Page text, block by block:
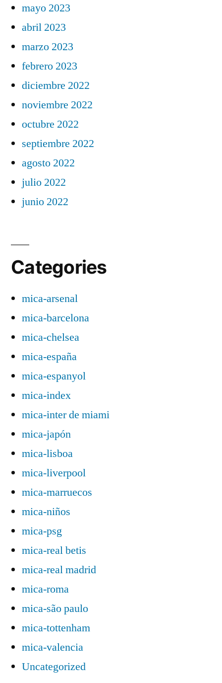
mayo 2023
abril 2023
marzo 2023
febrero 2023
diciembre 2022
noviembre 2022
octubre 2022
septiembre 2022
agosto 2022
julio 2022
junio 2022
Categories
mica-arsenal
mica-barcelona
mica-chelsea
mica-españa
mica-espanyol
mica-index
mica-inter de miami
mica-japón
mica-lisboa
mica-liverpool
mica-marruecos
mica-niños
mica-psg
mica-real betis
mica-real madrid
mica-roma
mica-são paulo
mica-tottenham
mica-valencia
Uncategorized